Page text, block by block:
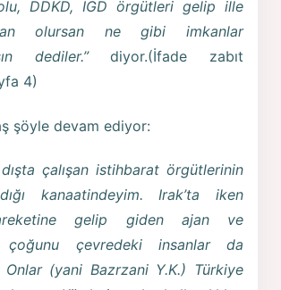
DDKD, İGD örgütleri gelip ille
olursan ne gibi imkanlar
dediler.”diyor.(İfade zabıt
4)
şöyle devam ediyor:
dışta çalışan istihbarat örgütlerinin
kanaatindeyim. Irak’ta iken
gelip giden ajan ve
çoğunu çevredeki insanlar da
Onlar (yani Bazrzani Y.K.) Türkiye